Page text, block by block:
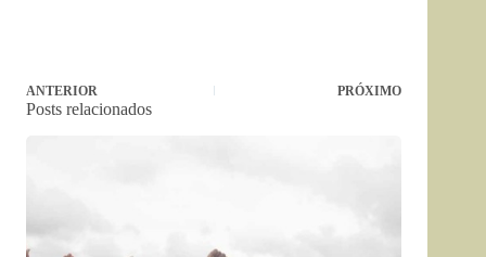
ANTERIOR PRÓXIMO
Posts relacionados